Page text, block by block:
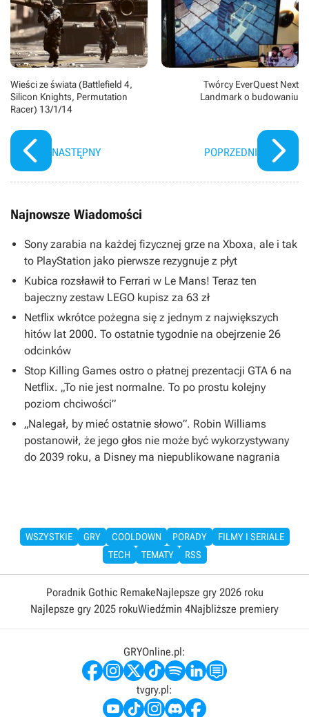
Wieści ze świata (Battlefield 4,
Silicon Knights, Permutation
Racer) 13/1/14
NASTĘPNY
Twórcy EverQuest Next
Landmark o budowaniu
POPRZEDNI
Najnowsze Wiadomości
Sony zarabia na każdej fizycznej grze na Xboxa, ale i tak
to PlayStation jako pierwsze rezygnuje z płyt
Kubica rozsławił to Ferrari w Le Mans! Teraz ten
bajeczny zestaw LEGO kupisz za 63 zł
Netflix wkrótce pożegna się z jednym z największych
hitów lat 2000. To ostatnie tygodnie na obejrzenie 26
odcinków
Stop Killing Games ostro o płatnej prezentacji GTA 6 na
Netflix. „To nie jest normalne. To po prostu kolejny
poziom chciwości”
„Nalegał, by mieć ostatnie słowo”. Robin Williams
postanowił, że jego głos nie może być wykorzystywany
do 2039 roku, a Disney ma niepublikowane nagrania
WSZYSTKIE GRY COOLDOWN PORADY
FILMY I SERIALE
TECH
TEMATY RSS
Poradnik Gothic RemakeNajlepsze gry 2026 roku
Najlepsze gry 2025 rokuWiedźmin 4Najbliższe premiery
GRYOnline.pl:
tvgry.pl: